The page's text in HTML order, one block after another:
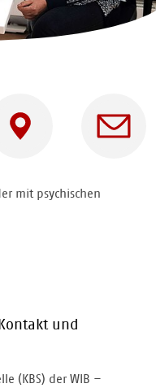
mit psychischen
und
(KBS) der WIB –